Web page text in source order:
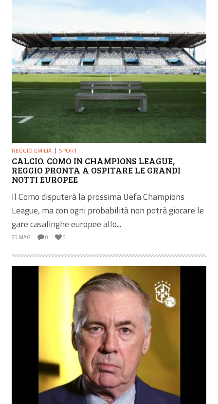
REGGIO EMILIA SPORT
CALCIO. COMO IN CHAMPIONS LEAGUE,
REGGIO PRONTA A OSPITARE LE GRANDI
NOTTI EUROPEE
Il Como disputerà la prossima Uefa Champions
League, ma con ogni probabilità non potrà giocare le
gare casalinghe europee allo...
25 MAG 0 0